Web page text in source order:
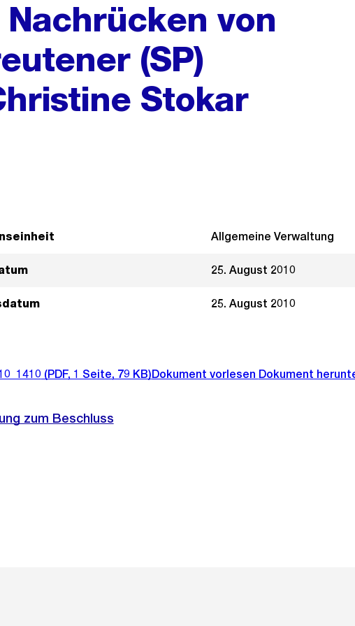
von
(SP)
Stokar
Allgemeine Verwaltung
25. August 2010
25. August 2010
(PDF, 1 Seite, 79 KB)Dokument vorlesen Dokument
zum Beschluss